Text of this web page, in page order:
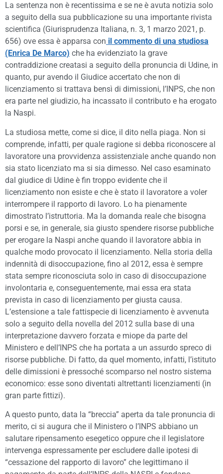
La sentenza non è recentissima e se ne è avuta notizia solo
a seguito della sua pubblicazione su una importante rivista
scientifica (Giurisprudenza Italiana, n. 3, 1 marzo 2021, p.
656) ove essa è apparsa con il commento di una studiosa
(Enrica De Marco) che ha evidenziato la grave
contraddizione creatasi a seguito della pronuncia di Udine, in
quanto, pur avendo il Giudice accertato che non di
licenziamento si trattava bensì di dimissioni, l’INPS, che non
era parte nel giudizio, ha incassato il contributo e ha erogato
la Naspi.
La studiosa mette, come si dice, il dito nella piaga. Non si
comprende, infatti, per quale ragione si debba riconoscere al
lavoratore una provvidenza assistenziale anche quando non
sia stato licenziato ma si sia dimesso. Nel caso esaminato
dal giudice di Udine è fin troppo evidente che il
licenziamento non esiste e che è stato il lavoratore a voler
interrompere il rapporto di lavoro. Lo ha pienamente
dimostrato l’istruttoria. Ma la domanda reale che bisogna
porsi e se, in generale, sia giusto spendere risorse pubbliche
per erogare la Naspi anche quando il lavoratore abbia in
qualche modo provocato il licenziamento. Nella storia della
indennità di disoccupazione, fino al 2012, essa è sempre
stata sempre riconosciuta solo in caso di disoccupazione
involontaria e, conseguentemente, mai essa era stata
prevista in caso di licenziamento per giusta causa.
L’estensione a tale fattispecie di licenziamento è avvenuta
solo a seguito della novella del 2012 sulla base di una
interpretazione davvero forzata e miope da parte del
Ministero e dell’INPS che ha portata a un assurdo spreco di
risorse pubbliche. Di fatto, da quel momento, infatti, l’istituto
delle dimissioni è pressoché scomparso nel nostro sistema
economico: esse sono diventati altrettanti licenziamenti (in
gran parte fittizi).
A questo punto, data la “breccia” aperta da tale pronuncia di
merito, ci si augura che il Ministero o l’INPS abbiano un
salutare ripensamento esegetico oppure che il legislatore
intervenga espressamente per escludere dalle ipotesi di
“cessazione del rapporto di lavoro” che legittimano il